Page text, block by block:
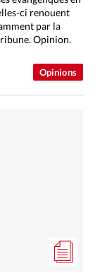
Opinions
ci renouent
par la
Opinion.